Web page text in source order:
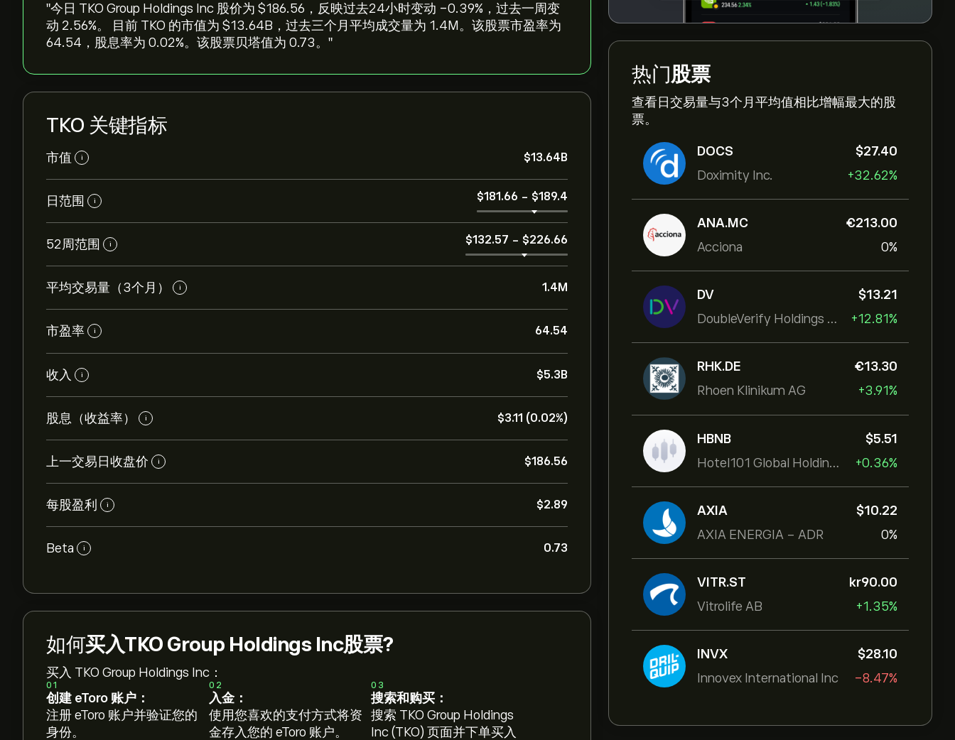
热门股票
查看日交易量与3个月平均值相比增幅最大的股
票。
DOCS
Doximity Inc.
‎$‎27.40
+32.62%
ANA.MC
Acciona
‎€‎213.00
0%
DV
DoubleVerify Holdings Inc
‎$‎13.21
+12.81%
RHK.DE
Rhoen Klinikum AG
‎€‎13.30
+3.91%
HBNB
Hotel101 Global Holdings Corp
‎$‎5.51
+0.36%
AXIA
AXIA ENERGIA - ADR
‎$‎10.22
0%
VITR.ST
Vitrolife AB
‎kr‎90.00
+1.35%
INVX
Innovex International Inc
‎$‎28.10
-8.47%
"今日 TKO Group Holdings Inc 股价为 ‎$‎186.56，反映过去24小时变动 ‎-0.39‎%，过去一周变
动 ‎2.56‎%。 目前 TKO 的市值为 ‎$‎13.64B，过去三个月平均成交量为 1.4M。该股票市盈率为
64.54，股息率为 0.02%。该股票贝塔值为 0.73。"
TKO 关键指标
市值 i ‎$‎13.64B
日范围 i ‎$‎181.66 - ‎$‎189.4
52周范围 i ‎$‎132.57 - ‎$‎226.66
平均交易量（3个月） i 1.4M
市盈率 i 64.54
收入 i ‎$‎5.3B
股息（收益率） i ‎$‎3.11 (0.02%)
上一交易日收盘价 i ‎$‎186.56
每股盈利 i ‎$‎2.89
Beta i 0.73
如何买入TKO Group Holdings Inc股票?
买入 TKO Group Holdings Inc：
01
创建 eToro 账户：
注册 eToro 账户并验证您的
身份。
02
入金：
使用您喜欢的支付方式将资
金存入您的 eToro 账户。
03
搜索和购买：
搜索 TKO Group Holdings
Inc (TKO) 页面并下单买入